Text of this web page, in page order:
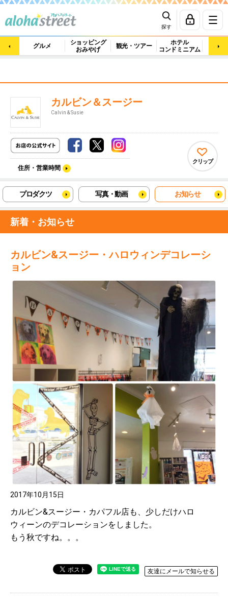
探す
グルメ
ショッピング
おみやげ
観光・ツアー
ホテル
コンドミニアム
マッ
カルビン＆スージー
Calvin & Susie
住所・営業時間
クリップ
プロダクツ 写真・動画 お知らせ
新着・お知らせ
カルビン&スージー・ハロウィンデコレーシ
ョン
2017年10月15日
カルビン&スージー・カパフル店も、少しだけハロ
ウィーンのデコレーションをしました。
もう秋ですね。。。
友達にメールで知らせる